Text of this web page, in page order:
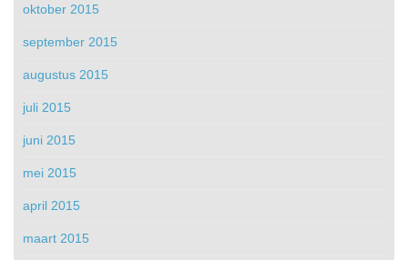
oktober 2015
september 2015
augustus 2015
juli 2015
juni 2015
mei 2015
april 2015
maart 2015